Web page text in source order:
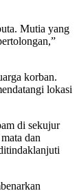
Mutia yang
korban.
lokasi
di sekujur
dan